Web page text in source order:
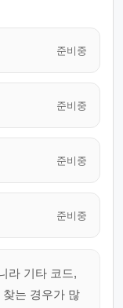
준비중
준비중
준비중
준비중
라 기타 코드,
는 경우가 많